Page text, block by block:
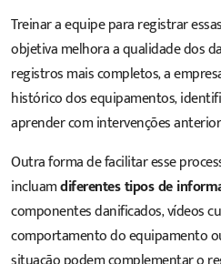
Treinar a equipe para registrar
objetiva melhora a qualidade dos
registros mais completos, a
histórico dos equipamentos,
aprender com intervenções
Outra forma de facilitar esse
incluamdiferentes tipos de
componentes danificados, vídeos
comportamento do equipamento